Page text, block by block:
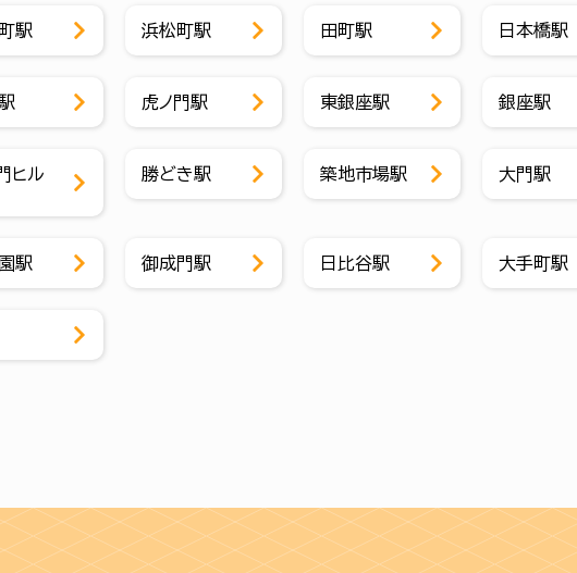
駅 浜松町駅 田町駅 日本橋駅
虎ノ門駅 東銀座駅 銀座駅
ヒル
勝どき駅 築地市場駅 大門駅
駅 御成門駅 日比谷駅 大手町駅